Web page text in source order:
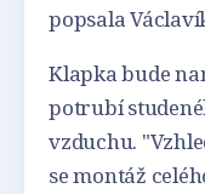
popsala
Klapka bude
potrubí
vzduchu.
se montáž